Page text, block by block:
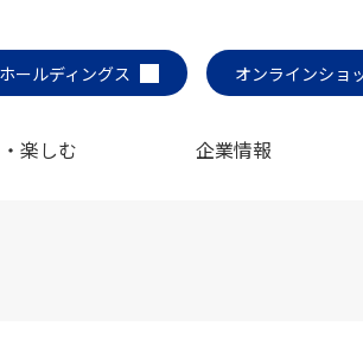
ールディングス
オンラインショ
楽しむ 企業情報